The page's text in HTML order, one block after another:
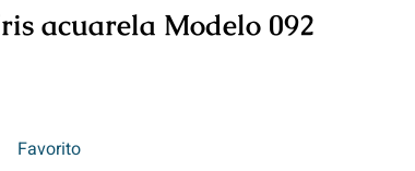
acuarela Modelo 092
Favorito